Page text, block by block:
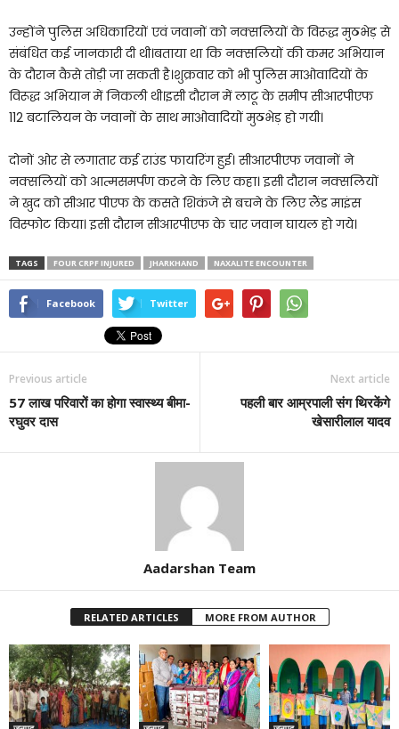
उन्होंने पुलिस अधिकारियों एवं जवानों को नक्सलियों के विरूद्ध मुठभेड़ से
संबंधित कई जानकारी दी थी।बताया था कि नक्सलियों की कमर अभियान
के दौरान कैसे तोड़ी जा सकती है।शुक्रवार को भी पुलिस माओवादियों के
विरूद्ध अभियान में निकली थी।इसी दौरान में लाटू के समीप सीआरपीएफ
112 बटालियन के जवानों के साथ माओवादियों मुठभेड़ हो गयी।
दोनों ओर से लगातार कई राउंड फायरिंग हुई। सीआरपीएफ जवानों ने
नक्सलियों को आत्मसमर्पण करने के लिए कहा। इसी दौरान नक्सलियों
ने खुद को सीआर पीएफ के कसते शिकंजे से बचने के लिए लैंड माइंस
विस्फोट किया। इसी दौरान सीआरपीएफ के चार जवान घायल हो गये।
TAGS FOUR CRPF INJURED JHARKHAND NAXALITE ENCOUNTER
Facebook Twitter
Previous article
57 लाख परिवारों का होगा स्वास्थ्य बीमा-
रघुवर दास
Next article
पहली बार आम्रपाली संग थिरकेंगे
खेसारीलाल यादव
Aadarshan Team
RELATED ARTICLES MORE FROM AUTHOR